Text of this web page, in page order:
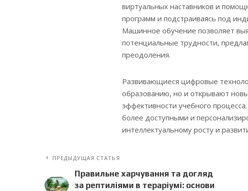
виртуальных наставников и
программ и подстраиваясь под
Машинное обучение позволяет
потенциальные трудности,
преодоления.
Развивающиеся цифровые
образованию, но и открывают
эффективности учебного
более доступными и
интеллектуальному росту и
ПРЕДЫДУЩАЯ СТАТЬЯ
Правильне харчування та догляд
за рептиліями в тераріумі: основи